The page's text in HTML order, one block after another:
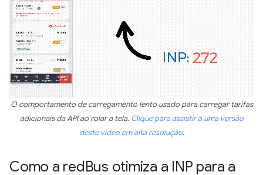
O comportamento de carregamento lento usado para carregar tarifas
adicionais da API ao rolar a tela. Clique para assistir a uma versão
deste vídeo em alta resolução.
Como a redBus otimiza a INP para a